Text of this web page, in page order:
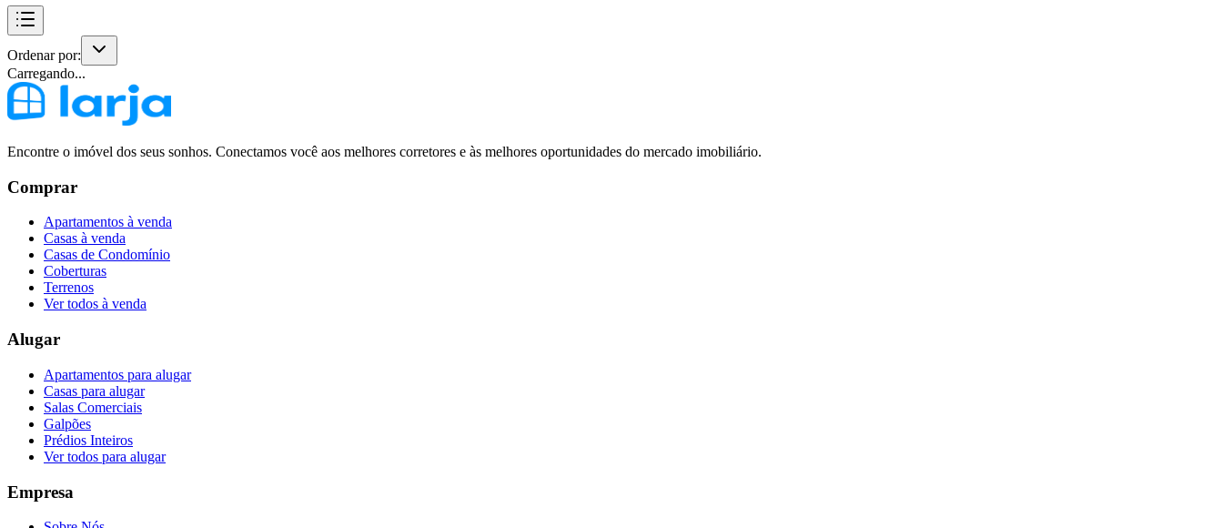
Ordenar por:
Carregando...
Encontre o imóvel dos seus sonhos. Conectamos você aos melhores corretores e às melhores oportunidades do mercado imobiliário.
Comprar
Apartamentos à venda
Casas à venda
Casas de Condomínio
Coberturas
Terrenos
Ver todos à venda
Alugar
Apartamentos para alugar
Casas para alugar
Salas Comerciais
Galpões
Prédios Inteiros
Ver todos para alugar
Empresa